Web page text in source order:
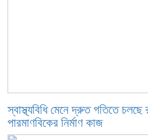
স্বাস্থ্যবিধি মেনে দ্রুত গতিতে
পারমাণবিকের নির্মাণ কাজ